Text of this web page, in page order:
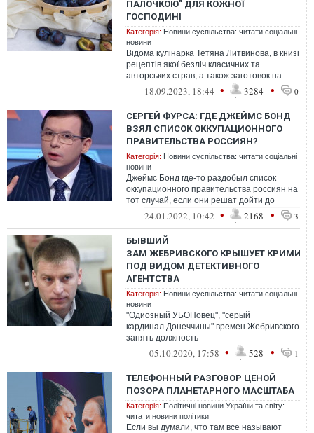
ПАЛОЧКОЮ" ДЛЯ КОЖНОЇ
ГОСПОДИНІ
Категорія: Новини суспільства: читати соціальні
новини
Відома кулінарка Тетяна Литвинова, в книзі
рецептів якої безліч класичних та
авторських страв, а також заготовок на
зиму, розповіла, як готує маринова...
18.09.2023, 18:44 • 3284 • 0
СЕРГЕЙ ФУРСА: ГДЕ ДЖЕЙМС БОНД
ВЗЯЛ СПИСОК ОККУПАЦИОННОГО
ПРАВИТЕЛЬСТВА РОССИЯН?
Категорія: Новини суспільства: читати соціальні
новини
Джеймс Бонд где-то раздобыл список
оккупационного правительства россиян на
тот случай, если они решат дойти до
Киева и думают, что у них это получится...
24.01.2022, 10:42 • 2168 • 3
БЫВШИЙ
ЗАМ ЖЕБРИВСКОГО КРЫШУЕТ
ПОД ВИДОМ ДЕТЕКТИВНОГО
АГЕНТСТВА
Категорія: Новини суспільства: читати соціальні
новини
"Одиозный УБОПовец", "серый
кардинал Донеччины" времен Жебривского
занять должность
главы Нацполиции Украины.
05.10.2020, 17:58 • 528 • 1
ТЕЛЕФОННЫЙ РАЗГОВОР ЦЕНОЙ
ПОЗОРА ПЛАНЕТАРНОГО МАСШТАБА
Категорія: Політичні новини України та світу:
читати новини політики
Если вы думали, что там все называют